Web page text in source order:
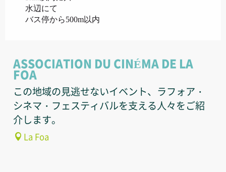
水辺にて
バス停から500m以内
ASSOCIATION DU CINÉMA DE LA
FOA
この地域の見逃せないイベント、ラフォア・
シネマ・フェスティバルを支える人々をご紹
介します。
La Foa